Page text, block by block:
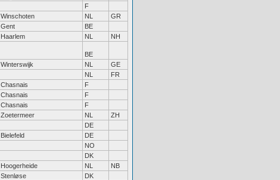
F
Winschoten NL
GR
Gent
BE
Haarlem NL NH
BE
Winterswijk NL
GE
NL
FR
Chasnais
F
Chasnais
F
Chasnais
F
Zoetermeer NL
ZH
DE
Bielefeld
DE
NO
DK
Hoogerheide NL
NB
Stenløse
DK